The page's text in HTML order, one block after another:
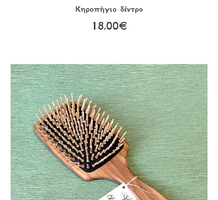
Κηροπήγιο δέντρο
18.00€